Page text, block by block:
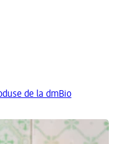
de la dmBio